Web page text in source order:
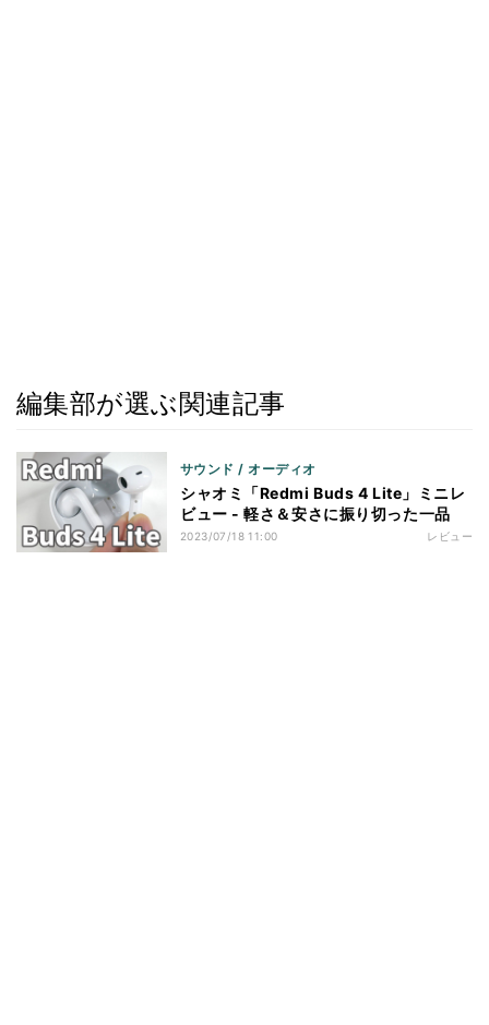
編集部が選ぶ関連記事
サウンド / オーディオ
シャオミ「Redmi Buds 4 Lite」ミニレ
ビュー - 軽さ＆安さに振り切った一品
2023/07/18 11:00 レビュー